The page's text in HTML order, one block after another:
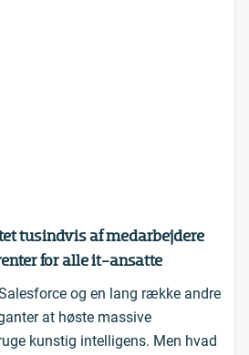
tusindvis af medarbejdere
for alle it-ansatte
og en lang række andre
at høste massive
kunstig intelligens. Men hvad